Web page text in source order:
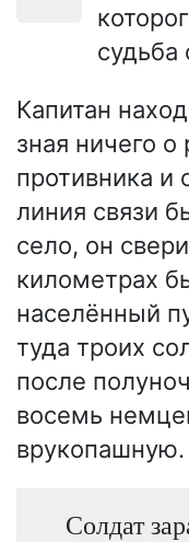
судьба
Капитан
зная ничего
противника и
линия связи
село, он
километрах
населённый
туда троих
после
восемь
врукопашную.
Солдат